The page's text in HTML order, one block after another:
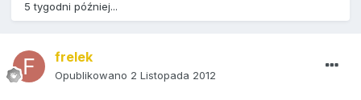
5 tygodni później...
frelek
Opublikowano 2 Listopada 2012